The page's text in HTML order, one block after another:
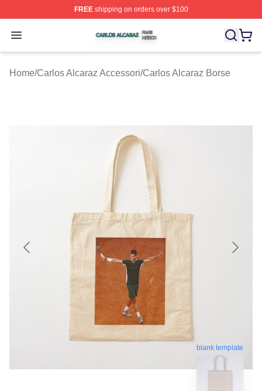
FREEshipping on orders over $100
Open menu
Carlos Alcaraz Shop ⚡️ Officially Licensed Carlos
Home/Carlos Alcaraz Accessori/Carlos Alcaraz Borse
blank template